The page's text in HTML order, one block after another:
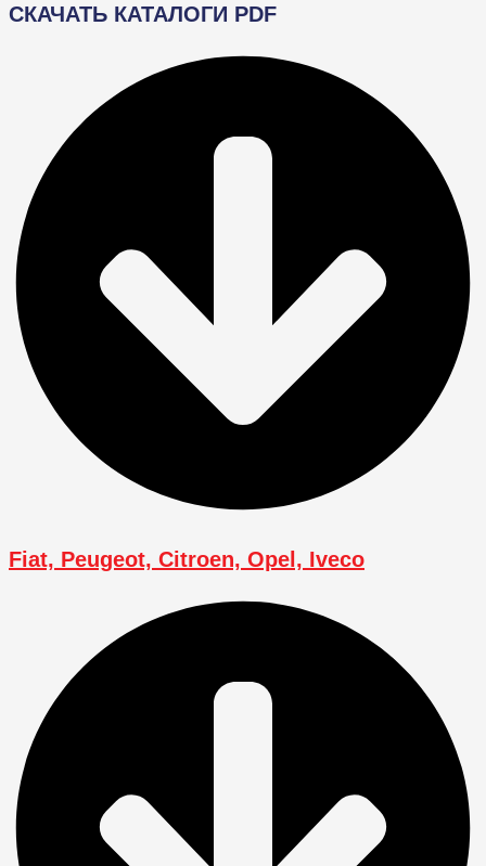
СКАЧАТЬ КАТАЛОГИ PDF
Fiat, Peugeot, Citroen, Opel, Iveco